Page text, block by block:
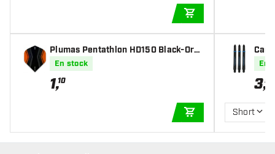
Plumas Pentathlon HD150 Black-Ora
nge
En stock
1,10
AÑADIR A LA
ua
En
3,95
Short